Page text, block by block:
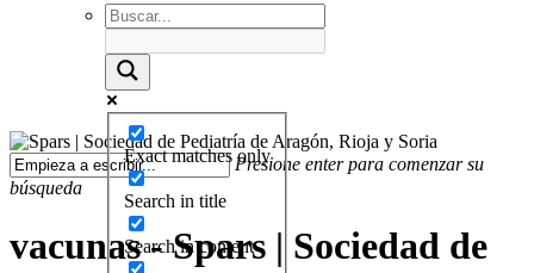
Exact matches only
Search in title
Search in content
Presione enter para comenzar su
búsqueda
vacunas - Spars | Sociedad de